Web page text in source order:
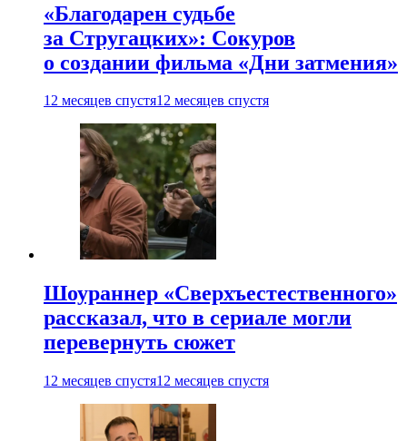
«Благодарен судьбе
за Стругацких»: Сокуров
о создании фильма «Дни затмения»
12 месяцев спустя12 месяцев спустя
Шоураннер «Сверхъестественного»
рассказал, что в сериале могли
перевернуть сюжет
12 месяцев спустя12 месяцев спустя